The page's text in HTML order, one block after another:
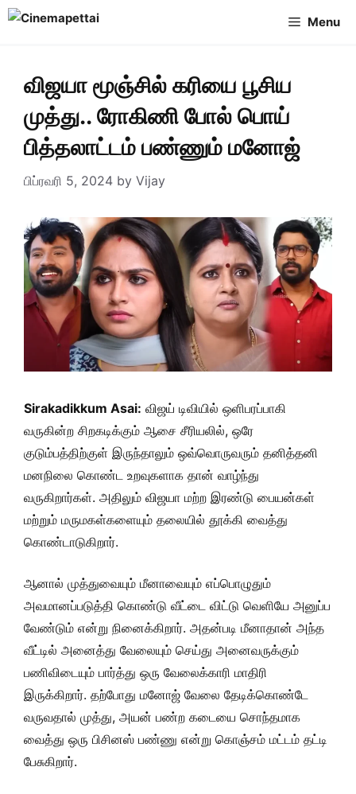
Skip
Menu
விஜயா மூஞ்சில் கரியை பூசிய
முத்து.. ரோகிணி போல் பொய்
பித்தலாட்டம் பண்ணும் மனோஜ்
பிப்ரவரி 5, 2024 by Vijay
Sirakadikkum Asai: விஜய் டிவியில் ஒளிபரப்பாகி
வருகின்ற சிறகடிக்கும் ஆசை சீரியலில், ஒரே
குடும்பத்திற்குள் இருந்தாலும் ஒவ்வொருவரும் தனித்தனி
மனநிலை கொண்ட உறவுகளாக தான் வாழ்ந்து
வருகிறார்கள். அதிலும் விஜயா மற்ற இரண்டு பையன்கள்
மற்றும் மருமகள்களையும் தலையில் தூக்கி வைத்து
கொண்டாடுகிறார்.
ஆனால் முத்துவையும் மீனாவையும் எப்பொழுதும்
அவமானப்படுத்தி கொண்டு வீட்டை விட்டு வெளியே அனுப்ப
வேண்டும் என்று நினைக்கிறார். அதன்படி மீனாதான் அந்த
வீட்டில் அனைத்து வேலையும் செய்து அனைவருக்கும்
பணிவிடையும் பார்த்து ஒரு வேலைக்காரி மாதிரி
இருக்கிறார். தற்போது மனோஜ் வேலை தேடிக்கொண்டே
வருவதால் முத்து, அயன் பண்ற கடையை சொந்தமாக
வைத்து ஒரு பிசினஸ் பண்ணு என்று கொஞ்சம் மட்டம் தட்டி
பேசுகிறார்.